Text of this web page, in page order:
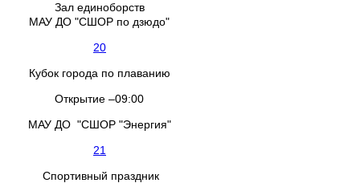
Зал единоборств
МАУ ДО "СШОР по дзюдо"
20
Кубок города по плаванию
Открытие –09:00
МАУ ДО "СШОР "Энергия"
21
Спортивный праздник